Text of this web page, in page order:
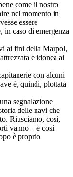
come il nostro
nel momento in
essere
in caso di emergenza
ai fini della Marpol,
e idonea ai
con alcuni
è, quindi, plottata
segnalazione
delle navi che
Riusciamo, così,
vanno – e così
è proprio